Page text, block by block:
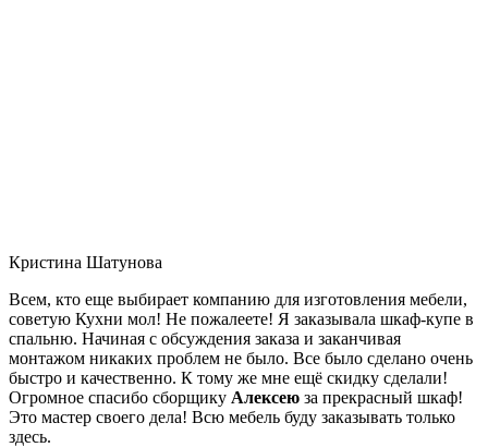
Кристина Шатунова
Всем, кто еще выбирает компанию для изготовления мебели,
советую Кухни мол! Не пожалеете! Я заказывала шкаф-купе в
спальню. Начиная с обсуждения заказа и заканчивая
монтажом никаких проблем не было. Все было сделано очень
быстро и качественно. К тому же мне ещё скидку сделали!
Огромное спасибо сборщику Алексею за прекрасный шкаф!
Это мастер своего дела! Всю мебель буду заказывать только
здесь.